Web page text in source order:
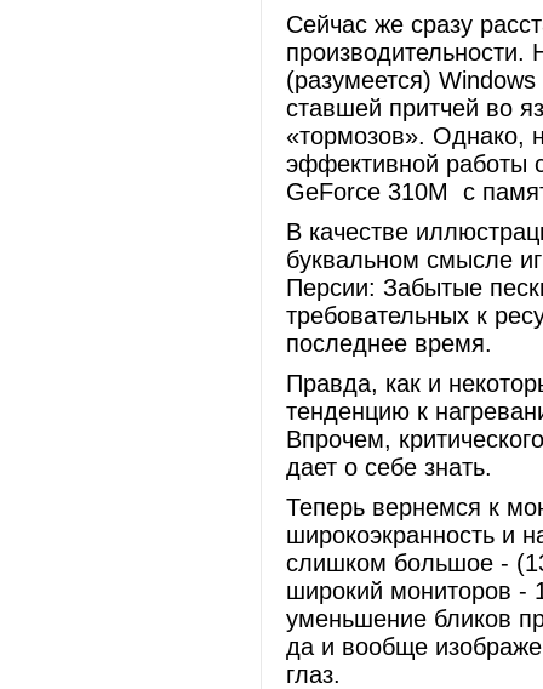
Сейчас же сразу
производительности.
(разумеется)
ставшей притчей во
«тормозов». Однако,
эффективной работы
GeForce 310M с
В качестве
буквальном смысле
Персии: Забытые
требовательных к
последнее время.
Правда, как и
тенденцию к
Впрочем,
дает о себе знать.
Теперь вернемся к
широкоэкранность и
слишком большое -
широкий мониторов -
уменьшение бликов
да и вообще
глаз.